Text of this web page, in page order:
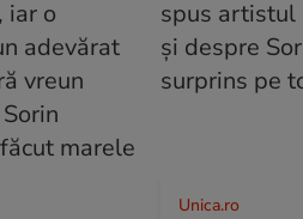
Unica.ro